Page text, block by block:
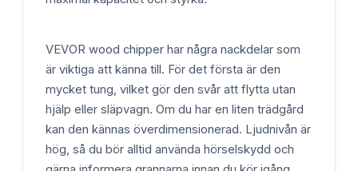
VEVOR wood chipper har några nackdelar som
är viktiga att känna till. För det första är den
mycket tung, vilket gör den svår att flytta utan
hjälp eller släpvagn. Om du har en liten trädgård
kan den kännas överdimensionerad. Ljudnivån är
hög, så du bör alltid använda hörselskydd och